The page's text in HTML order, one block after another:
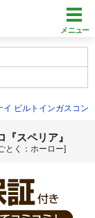
メニュー
イ ビルトインガスコン
『スペリア』
とく：ホーロー]